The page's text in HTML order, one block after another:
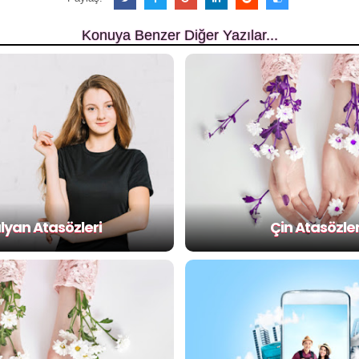
Konuya Benzer Diğer Yazılar...
Atasözleri Çin